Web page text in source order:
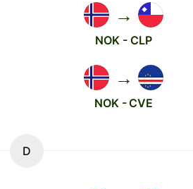
→
NOK - CLP
→
NOK - CVE
D